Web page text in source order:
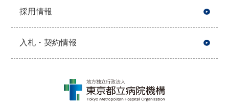
採用情報
入札・契約情報